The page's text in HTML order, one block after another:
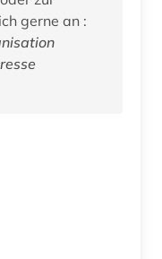
Lizenzierung wenden Sie sich gerne an :